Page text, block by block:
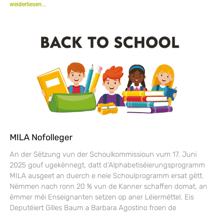
weiderliesen...
MILA Nofolleger
An der Sëtzung vun der Schoulkommissioun vum 17. Juni
2025 gouf ugekënnegt, datt d’Alphabetiséierungsprogramm
MILA ausgeet an duerch e neie Schoulprogramm ersat gëtt.
Nëmmen nach ronn 20 % vun de Kanner schaffen domat, an
ëmmer méi Enseignanten setzen op aner Léiermëttel. Eis
Deputéiert Gilles Baum a Barbara Agostino froen de